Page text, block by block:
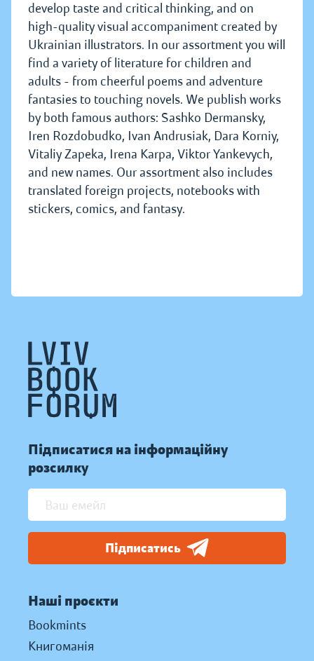
develop taste and critical thinking, and on
high-quality visual accompaniment created by
Ukrainian illustrators. In our assortment you will
find a variety of literature for children and
adults - from cheerful poems and adventure
fantasies to touching novels. We publish works
by both famous authors: Sashko Dermansky,
Iren Rozdobudko, Ivan Andrusiak, Dara Korniy,
Vitaliy Zapeka, Irena Karpa, Viktor Yankevych,
and new names. Our assortment also includes
translated foreign projects, notebooks with
stickers, comics, and fantasy.
Підписатися на інформаційну
розсилку
Підписатись
Наші проєкти
Bookmints
Книгоманія